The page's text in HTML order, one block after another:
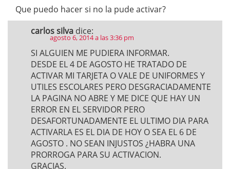
Que puedo hacer si no la pude activar?
carlos silva dice:
agosto 6, 2014 a las 3:36 pm
SI ALGUIEN ME PUDIERA INFORMAR.
DESDE EL 4 DE AGOSTO HE TRATADO DE
ACTIVAR MI TARJETA O VALE DE UNIFORMES Y
UTILES ESCOLARES PERO DESGRACIADAMENTE
LA PAGINA NO ABRE Y ME DICE QUE HAY UN
ERROR EN EL SERVIDOR PERO
DESAFORTUNADAMENTE EL ULTIMO DIA PARA
ACTIVARLA ES EL DIA DE HOY O SEA EL 6 DE
AGOSTO . NO SEAN INJUSTOS ¿HABRA UNA
PRORROGA PARA SU ACTIVACION.
GRACIAS.